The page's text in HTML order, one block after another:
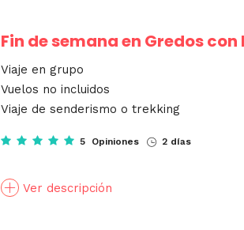
Fin de semana en Gredos
Viaje en grupo
Vuelos no incluidos
Viaje de senderismo o trekking
5 Opiniones 2 días
Ver descripción